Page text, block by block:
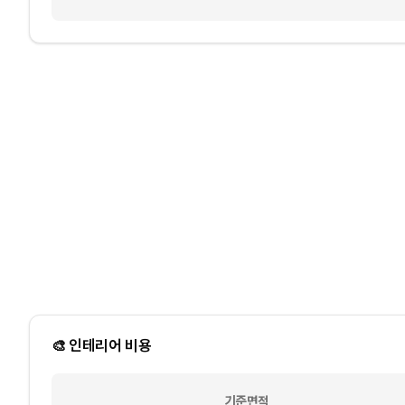
🎨 인테리어 비용
기준면적